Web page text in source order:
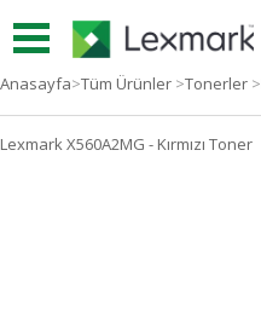
Anasayfa>Tüm Ürünler >Tonerler >
Lexmark X560A2MG - Kırmızı Toner